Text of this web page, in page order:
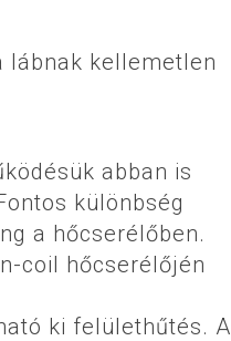
lábnak kellemetlen
abban is
különbség
a hőcserélőben.
coil hőcserélőjén
ki felülethűtés. A